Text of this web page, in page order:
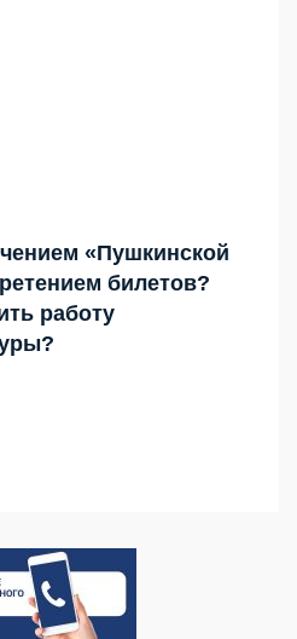
«Пушкинской
билетов?
работу